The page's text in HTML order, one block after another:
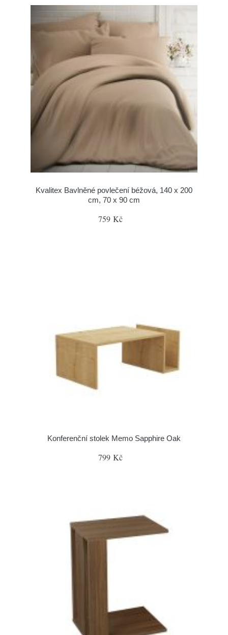
Kvalitex Bavlněné povlečení béžová, 140 x 200
cm, 70 x 90 cm
759 Kč
Konferenční stolek Memo Sapphire Oak
799 Kč